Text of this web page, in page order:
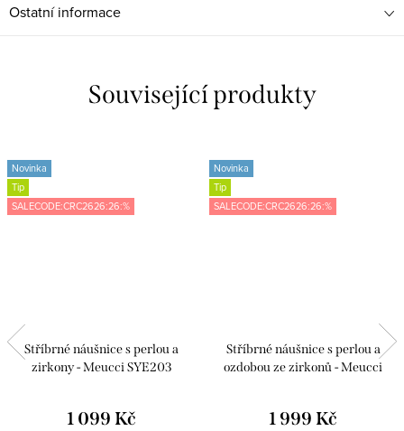
Ostatní informace
Související produkty
Novinka
Tip
SALECODE:CRC2626:26:%
Stříbrné náušnice s perlou a
zirkony - Meucci SYE203
1 099 Kč
Novinka
Tip
SALECODE:CRC2626:26:%
Stříbrné náušnice s perlou a
ozdobou ze zirkonů - Meucci
1 999 Kč